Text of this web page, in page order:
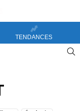
TENDANCES